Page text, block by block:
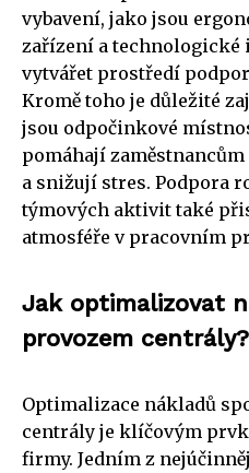
vybavení, jako jsou
zařízení a technologické
vytvářet prostředí
Kromě toho je důležité
jsou odpočinkové
pomáhají
a snižují stres. Podpora
týmových aktivit také
atmosféře v pracovním
Jak optimalizovat
provozem centrály?
Optimalizace nákladů
centrály je klíčovým
firmy. Jedním z